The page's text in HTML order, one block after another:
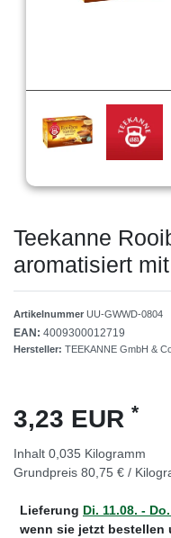
Teekanne
aromatisiert
Artikelnummer UU-GWWD-0804
EAN: 4009300012719
Hersteller: TEEKANNE GmbH &
3,23 EUR *
Inhalt 0,035 Kilogramm
Grundpreis 80,75 € /
Lieferung Di. 11.08. -
wenn sie jetzt bestellen